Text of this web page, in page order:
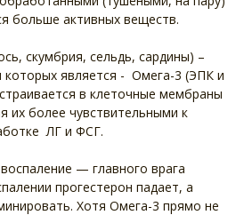
больше активных веществ.
скумбрия, сельдь, сардины) –
является - Омега-3 (ЭПК и
в клеточные мембраны
их более чувствительными к
ЛГ и ФСГ.
— главного врага
прогестерон падает, а
Хотя Омега-3 прямо не